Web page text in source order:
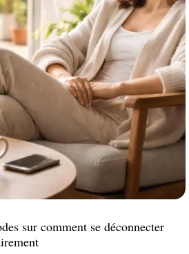
sur comment se déconnecter